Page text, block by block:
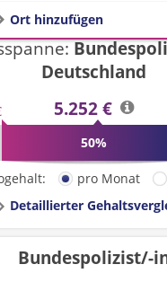
Ort hinzufügen
in
Deutschland
5.252 €
50%
pro Monat
Detaillierter
Bundespolizist/-